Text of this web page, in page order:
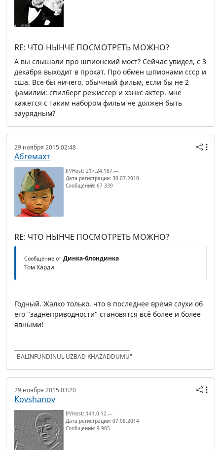
RE: ЧТО НЫНЧЕ ПОСМОТРЕТЬ МОЖНО?
А вы слышали про шпионский мост? Сейчас увидел, с 3
декабря выходит в прокат. Про обмен шпионами ссср и
сша. Все бы ничего, обычный фильм, если бы не 2
фамилии: спилберг режиссер и хэнкс актер. мне
кажется с таким набором фильм не должен быть
заурядным?
29 ноября 2015 02:48
Абгемахт
IP/Host: 217.24.187.---
Дата регистрации: 30.07.2010
Сообщений: 67 339
RE: ЧТО НЫНЧЕ ПОСМОТРЕТЬ МОЖНО?
Сообщение от Динка-блондинка
Том Харди
Годный. Жалко только, что в последнее время слухи об
его "заднеприводности" становятся всё более и более
явными!
"BALINFUNDINUL UZBAD KHAZADDUMU"
29 ноября 2015 03:20
Kovshanov
IP/Host: 141.0.12.---
Дата регистрации: 07.08.2014
Сообщений: 9 905